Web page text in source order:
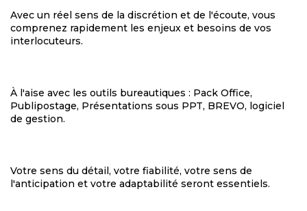
Avec un réel sens de la discrétion et de l'écoute, vous
comprenez rapidement les enjeux et besoins de vos
interlocuteurs.
À l'aise avec les outils bureautiques : Pack Office,
Publipostage, Présentations sous PPT, BREVO, logiciel
de gestion.
Votre sens du détail, votre fiabilité, votre sens de
l'anticipation et votre adaptabilité seront essentiels.